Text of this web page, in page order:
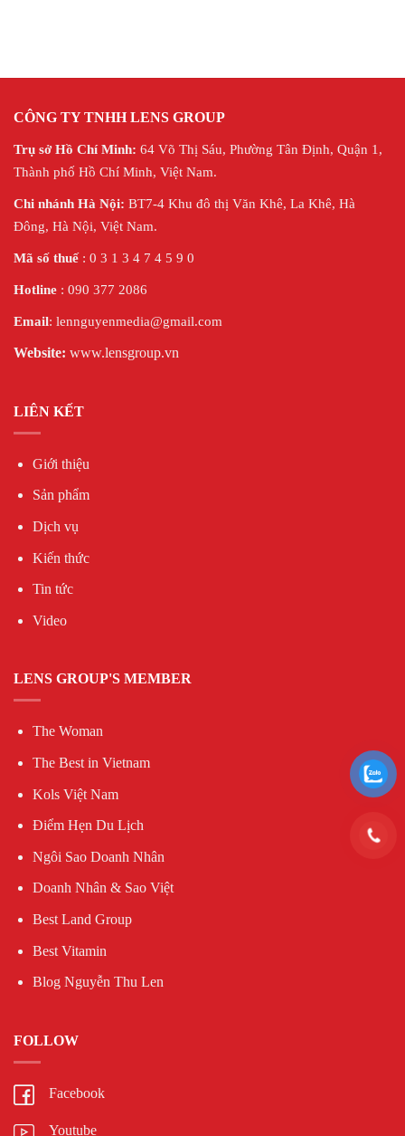
CÔNG TY TNHH LENS GROUP
Trụ sở Hồ Chí Minh: 64 Võ Thị Sáu, Phường Tân Định, Quận 1,
Thành phố Hồ Chí Minh, Việt Nam.
Chi nhánh Hà Nội: BT7-4 Khu đô thị Văn Khê, La Khê, Hà
Đông, Hà Nội, Việt Nam.
Mã số thuế: 0 3 1 3 4 7 4 5 9 0
Hotline : 090 377 2086
Email: lennguyenmedia@gmail.com
Website: www.lensgroup.vn
LIÊN KẾT
Giới thiệu
Sản phẩm
Dịch vụ
Kiến thức
Tin tức
Video
LENS GROUP'S MEMBER
The Woman
The Best in Vietnam
Kols Việt Nam
Điểm Hẹn Du Lịch
Ngôi Sao Doanh Nhân
Doanh Nhân & Sao Việt
Best Land Group
Best Vitamin
Blog Nguyễn Thu Len
FOLLOW
Facebook
Youtube